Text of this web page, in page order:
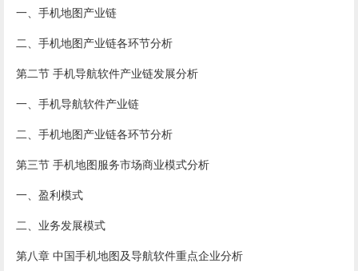
一、手机地图产业链
二、手机地图产业链各环节分析
第二节 手机导航软件产业链发展分析
一、手机导航软件产业链
二、手机地图产业链各环节分析
第三节 手机地图服务市场商业模式分析
一、盈利模式
二、业务发展模式
第八章 中国手机地图及导航软件重点企业分析